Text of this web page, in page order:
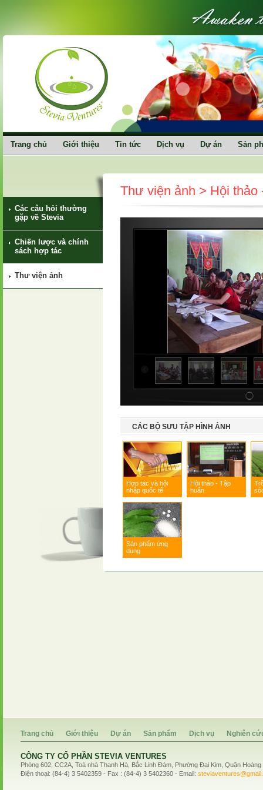
Trang chủ Giới thiệu Tin tức Dịch vụ Dự án Sản
Các câu hỏi thường
gặp về Stevia
Chiến lược và chính
sách hợp tác
Thư viện ảnh
Thư viện ảnh > Hội thảo
CÁC BỘ SƯU TẬP HÌNH ẢNH
Hợp tác và hội
nhập quốc tế
Hội thảo - Tập
huấn
Sản phẩm ứng
dụng
Trang chủ Giới thiệu Dự án Sản phẩm Dịch vụ Nghiên
CÔNG TY CỔ PHẦN STEVIA VENTURES
Phòng 602, CC2A, Toà nhà Thanh Hà, Bắc Linh Đàm, Phường Đại Kim, Quận Hoàng
Điện thoại: (84-4) 3 5402359 - Fax : (84-4) 3 5402360 - Email: